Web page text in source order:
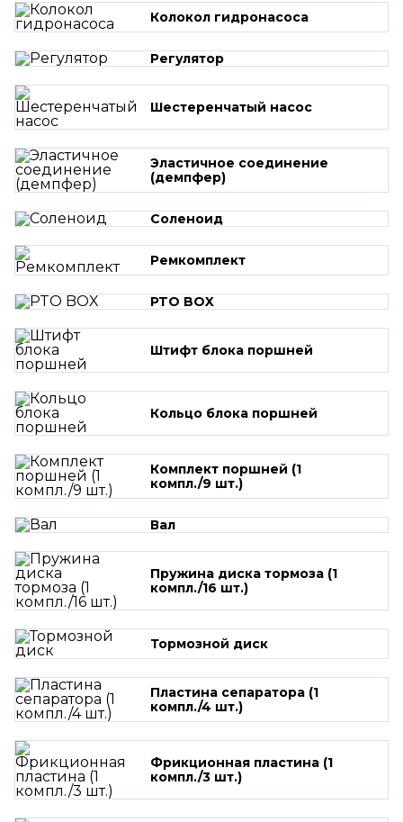
Колокол гидронасоса
Регулятор
Шестеренчатый насос
Эластичное соединение
(демпфер)
Соленоид
Ремкомплект
PTO BOX
Штифт блока поршней
Кольцо блока поршней
Комплект поршней (1
компл./9 шт.)
Вал
Пружина диска тормоза (1
компл./16 шт.)
Тормозной диск
Пластина сепаратора (1
компл./4 шт.)
Фрикционная пластина (1
компл./3 шт.)